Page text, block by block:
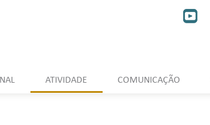
ATIVIDADE COMUNICAÇÃO